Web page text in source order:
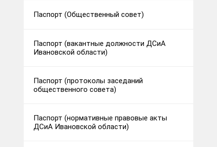
Паспорт (Общественный совет)
Паспорт (вакантные должности ДСиА
Ивановской области)
Паспорт (протоколы заседаний
общественного совета)
Паспорт (нормативные правовые акты
ДСиА Ивановской области)